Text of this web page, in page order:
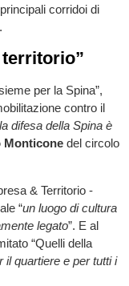
corridoi di
per la Spina”,
contro il
difesa della Spina è
Monticonedel circolo
& Territorio -
“un luogo di cultura
legato”. E al
“Quelli della
il quartiere e per tutti i